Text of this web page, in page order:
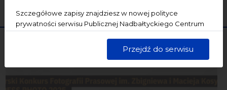
Szczegółowe zapisy znajdziesz w nowej polityce
prywatności serwisu Publicznej Nadbałtyckiego Centrum
dane są przetwarzane w sposób bezpieczny, z należytą
starannością i zgodnie z obowiązującymi przepisami.
Przejdź do serwisu